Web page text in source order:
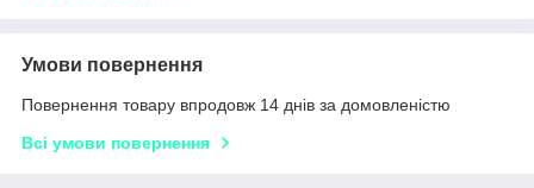
Умови повернення
Повернення товару впродовж 14 днів за домовленістю
Всі умови повернення